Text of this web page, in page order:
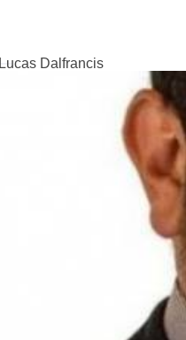
Lucas Dalfrancis